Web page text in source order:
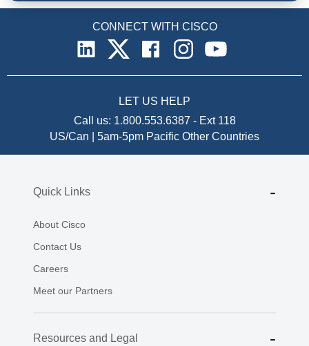
CONNECT WITH CISCO
LET US HELP
Call us: 1.800.553.6387 - Ext 118
US/Can | 5am-5pm Pacific Other Countries